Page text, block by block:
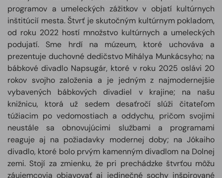
programov a umeleckých zážitkov v objatí kultúrnych
inštitúcií mesta. Štvrť je skutočným kultúrnym pokladom,
od roku 2022 hostí množstvo kultúrnych a umeleckých
podujatí. Sme hrdí na múzeum, ktoré uchováva a
prezentuje duchovné dedičstvo Mihálya Munkácsyho; na
bábkové divadlo Napsugár, ktoré v roku 2025 oslávi 20
rokov svojho založenia a je jedným z najmodernejšie
vybavených bábkových divadiel v krajine; na našu
knižnicu, ktorá už sedem desaťročí slúži čitateľom
túžiacim po vedomostiach a oddychu, pričom svojimi
neustále sa obnovujúcimi službami a programami
reaguje aj na požiadavky modernej doby; na Jókaiho
divadlo, ktoré bolo prvým kamenným divadlom na Dolnej
zemi. Stojí za zmienku, že pri prechádzke štvrťou môžu
záujemcovia objavovať aj jedinečné sochy inšpirované